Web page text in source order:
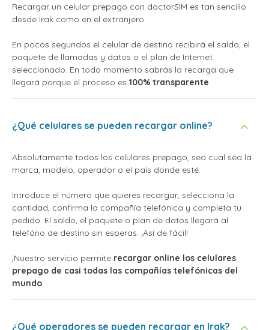
Recargar un celular prepago con doctorSIM es tan sencillo
desde Irak como en el extranjero.
En pocos segundos el celular de destino recibirá el saldo, el
paquete de llamadas y datos o el plan de Internet
seleccionado. En todo momento sabrás la recarga que
llegará porque el proceso es 100% transparente
¿Qué celulares se pueden recargar online?
Absolutamente todos los celulares prepago, sea cual sea la
marca, modelo, operador o el país donde esté.
Introduce el número que quieres recargar, selecciona la
cantidad, confirma la compañía telefónica y completa tu
pedido. El saldo, el paquete o plan de datos llegará al
telefóno de destino sin esperas. ¡Así de fácil!
¡Nuestro servicio permite recargar online los celulares
prepago de casi todas las compañías telefónicas del
mundo
¿Qué operadores se pueden recargar en Irak?